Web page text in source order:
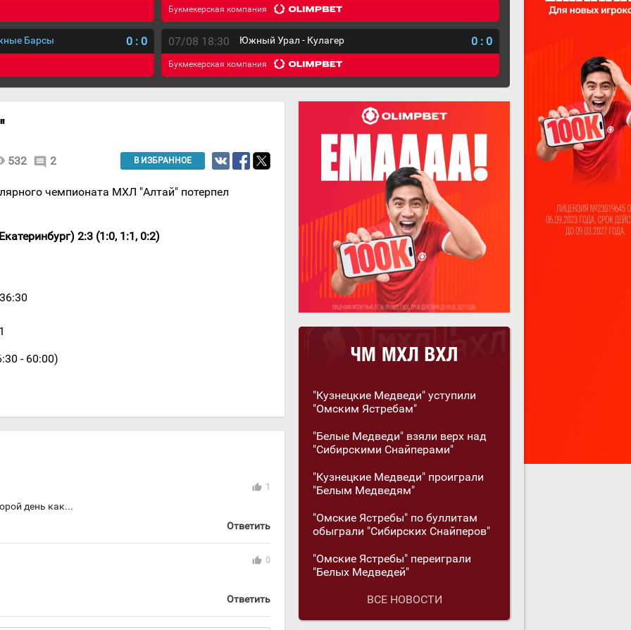
Букмекерская компания
Барсы 0 : 0 07/08 18:30 Южный Урал - Кулагер 0 : 0
Букмекерская компания
532 comment 2 В ИЗБРАННОЕ
чемпионата МХЛ "Алтай" потерпел
2:3 (1:0, 1:1, 0:2)
- 60:00)
thumb_up 1
день как...
Ответить
thumb_up 0
Ответить
"Кузнецкие Медведи" уступили
"Омским Ястребам"
"Белые Медведи" взяли верх над
"Сибирскими Снайперами"
"Кузнецкие Медведи" проиграли
"Белым Медведям"
"Омские Ястребы" по буллитам
обыграли "Сибирских Снайперов"
"Омские Ястребы" переиграли
"Белых Медведей"
ВСЕ НОВОСТИ